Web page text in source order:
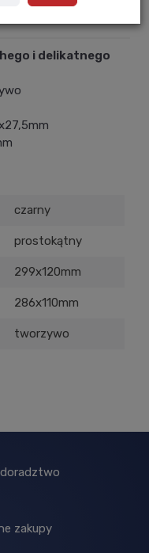
Do 14 dni
i delikatnego
czarny
prostokątny
299x120mm
286x110mm
tworzywo
zakupy